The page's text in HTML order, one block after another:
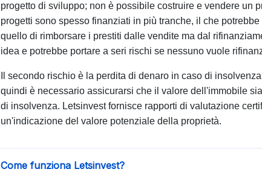
progetto di sviluppo; non è possibile costruire e vendere un
progetti sono spesso finanziati in più tranche, il che
quello di rimborsare i prestiti dalle vendite ma dal
idea e potrebbe portare a seri rischi se nessuno vuole
Il secondo rischio è la perdita di denaro in caso di
quindi è necessario assicurarsi che il valore dell'immobile
di insolvenza. Letsinvest fornisce rapporti di valutazione
un'indicazione del valore potenziale della proprietà.
Come funziona Letsinvest?